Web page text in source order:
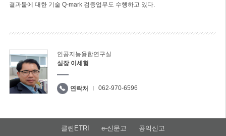
결과물에 대한 기술 Q-mark 검증업무도 수행하고 있다.
인공지능융합연구실
실장 이세형
연락처 062-970-6596
클린ETRI e-신문고 공익신고